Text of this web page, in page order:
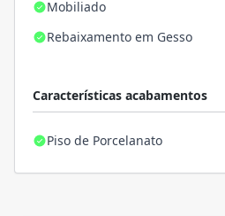
Mobiliado
Rebaixamento em Gesso
Características acabamentos
Piso de Porcelanato